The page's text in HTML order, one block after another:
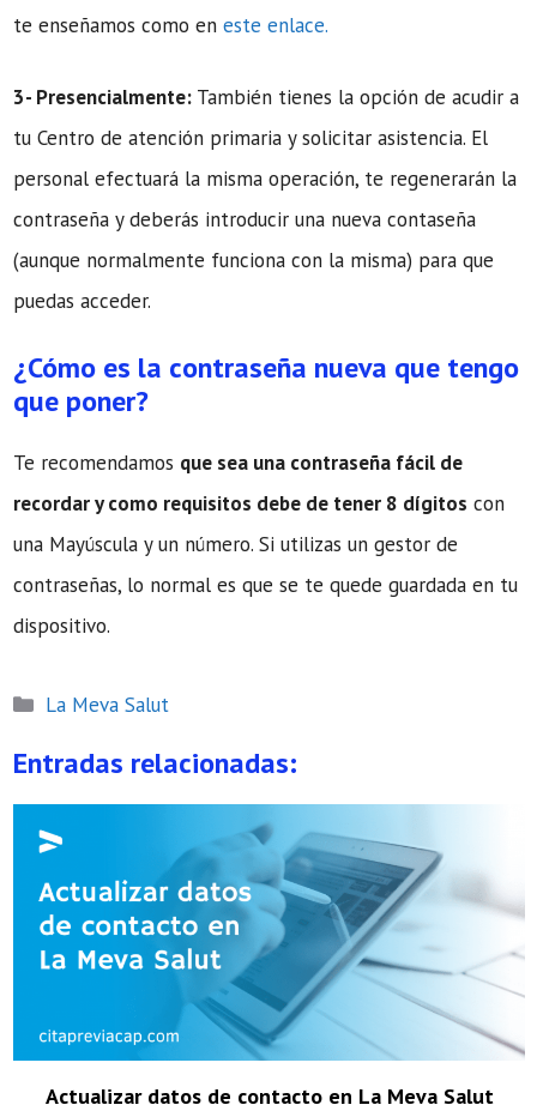
te enseñamos como en este enlace.
3- Presencialmente: También tienes la opción de acudir a
tu Centro de atención primaria y solicitar asistencia. El
personal efectuará la misma operación, te regenerarán la
contraseña y deberás introducir una nueva contaseña
(aunque normalmente funciona con la misma) para que
puedas acceder.
¿Cómo es la contraseña nueva que tengo
que poner?
Te recomendamos que sea una contraseña fácil de
recordar y como requisitos debe de tener 8 dígitos con
una Mayúscula y un número. Si utilizas un gestor de
contraseñas, lo normal es que se te quede guardada en tu
dispositivo.
Categorías
La Meva Salut
Entradas relacionadas:
Actualizar datos de contacto en La Meva Salut